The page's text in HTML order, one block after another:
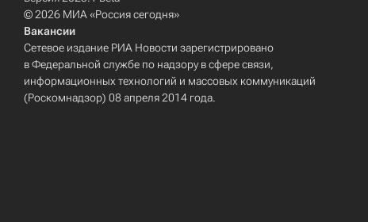
© 2026 МИА «Россия сегодня»
Вакансии
Сетевое издание РИА Новости зарегистрировано
в Федеральной службе по надзору в сфере связи,
информационных технологий и массовых коммуникаций
(Роскомнадзор) 08 апреля 2014 года.